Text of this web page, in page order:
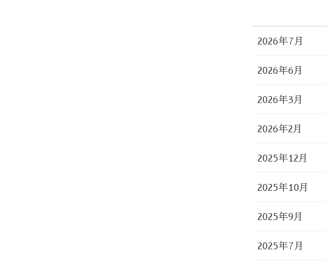
2026年7月
2026年6月
2026年3月
2026年2月
2025年12月
2025年10月
2025年9月
2025年7月